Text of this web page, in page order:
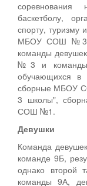
баскетболу,
спорту,
МБОУ СОШ №3. В
команды
№3 и команды
обучающихся
сборные МБОУ
3 школы",
СОШ №1.
Девушки
Команда
команде 9Б,
однако второй
команды 9А,